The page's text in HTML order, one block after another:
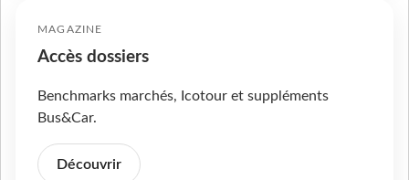
MAGAZINE
Accès dossiers
Benchmarks marchés, Icotour et suppléments
Bus&Car.
Découvrir